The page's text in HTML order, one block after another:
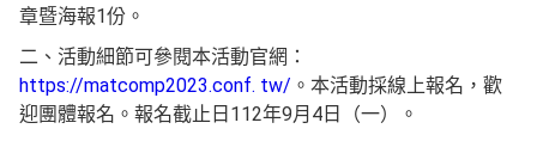
章暨海報1份。
二、活動細節可參閱本活動官網：
https://matcomp2023.conf. tw/ 。本活動採線上報名，歡
迎團體報名。報名截止日112年9月4日（一）。